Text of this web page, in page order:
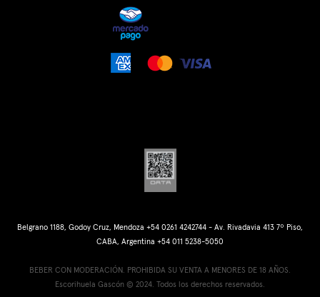
Belgrano 1188, Godoy Cruz, Mendoza +54 0261 4242744 - Av. Rivadavia 413 7º Piso,
CABA, Argentina +54 011 5238-5050
BEBER CON MODERACIÓN. PROHIBIDA SU VENTA A MENORES DE 18 AÑOS.
Escorihuela Gascón © 2024. Todos los derechos reservados.